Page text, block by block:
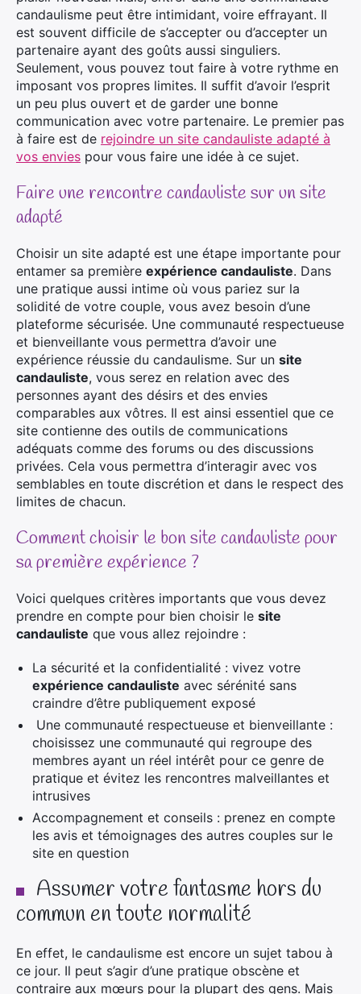
candaulisme peut être intimidant, voire effrayant. Il
est souvent difficile de s’accepter ou d’accepter un
partenaire ayant des goûts aussi singuliers.
Seulement, vous pouvez tout faire à votre rythme en
imposant vos propres limites. Il suffit d’avoir l’esprit
un peu plus ouvert et de garder une bonne
communication avec votre partenaire. Le premier pas
à faire est de rejoindre un site candauliste adapté à
vos envies pour vous faire une idée à ce sujet.
Faire une rencontre candauliste sur un site
adapté
Choisir un site adapté est une étape importante pour
entamer sa première expérience candauliste. Dans
une pratique aussi intime où vous pariez sur la
solidité de votre couple, vous avez besoin d’une
plateforme sécurisée. Une communauté respectueuse
et bienveillante vous permettra d’avoir une
expérience réussie du candaulisme. Sur un site
candauliste, vous serez en relation avec des
personnes ayant des désirs et des envies
comparables aux vôtres. Il est ainsi essentiel que ce
site contienne des outils de communications
adéquats comme des forums ou des discussions
privées. Cela vous permettra d’interagir avec vos
semblables en toute discrétion et dans le respect des
limites de chacun.
Comment choisir le bon site candauliste pour
sa première expérience ?
Voici quelques critères importants que vous devez
prendre en compte pour bien choisir le site
candauliste que vous allez rejoindre :
La sécurité et la confidentialité : vivez votre
expérience candauliste avec sérénité sans
craindre d’être publiquement exposé
Une communauté respectueuse et bienveillante :
choisissez une communauté qui regroupe des
membres ayant un réel intérêt pour ce genre de
pratique et évitez les rencontres malveillantes et
intrusives
Accompagnement et conseils : prenez en compte
les avis et témoignages des autres couples sur le
site en question
Assumer votre fantasme hors du
commun en toute normalité
En effet, le candaulisme est encore un sujet tabou à
ce jour. Il peut s’agir d’une pratique obscène et
contraire aux mœurs pour la plupart des gens. Mais